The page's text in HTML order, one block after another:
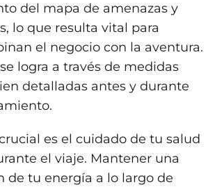
del mapa de amenazas y
lo que resulta vital para
el negocio con la aventura.
logra a través de medidas
detalladas antes y durante
es el cuidado de tu salud
el viaje. Mantener una
de tu energía a lo largo de